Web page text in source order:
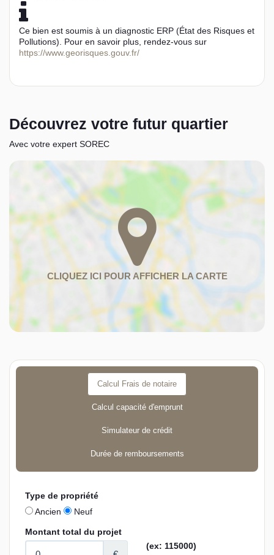
Ce bien est soumis à un diagnostic ERP (État des Risques et
Pollutions). Pour en savoir plus, rendez-vous sur
https://www.georisques.gouv.fr/
Découvrez votre futur quartier
Avec votre expert SOREC
Calcul Frais de notaire
Calcul capacité d'emprunt
Simulateur de crédit
Durée de remboursements